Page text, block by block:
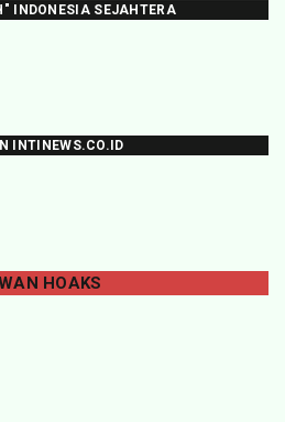
INDONESIA SEJAHTERA
INTINEWS.CO.ID
HOAKS